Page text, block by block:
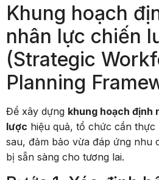
Khung hoạch
nhân lực chiến
(Strategic
Planning
Để xây dựng khung hoạch định
lược hiệu quả, tổ chức cần
sau, đảm bảo vừa đáp ứng nhu
bị sẵn sàng cho tương lai.